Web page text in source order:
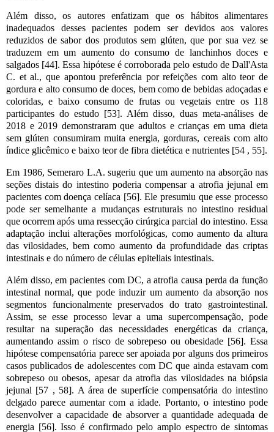
Além disso, os autores enfatizam que os hábitos alimentares
inadequados desses pacientes podem ser devidos aos valores
reduzidos de sabor dos produtos sem glúten, que por sua vez se
traduzem em um aumento do consumo de lanchinhos doces e
salgados [44]. Essa hipótese é corroborada pelo estudo de Dall'Asta
C. et al., que apontou preferência por refeições com alto teor de
gordura e alto consumo de doces, bem como de bebidas adoçadas e
coloridas, e baixo consumo de frutas ou vegetais entre os 118
participantes do estudo [53]. Além disso, duas meta-análises de
2018 e 2019 demonstraram que adultos e crianças em uma dieta
sem glúten consumiram muita energia, gorduras, cereais com alto
índice glicêmico e baixo teor de fibra dietética e nutrientes [54 , 55].
Em 1986, Semeraro L.A. sugeriu que um aumento na absorção nas
seções distais do intestino poderia compensar a atrofia jejunal em
pacientes com doença celíaca [56]. Ele presumiu que esse processo
pode ser semelhante a mudanças estruturais no intestino residual
que ocorrem após uma ressecção cirúrgica parcial do intestino. Essa
adaptação inclui alterações morfológicas, como aumento da altura
das vilosidades, bem como aumento da profundidade das criptas
intestinais e do número de células epiteliais intestinais.
Além disso, em pacientes com DC, a atrofia causa perda da função
intestinal normal, que pode induzir um aumento da absorção nos
segmentos funcionalmente preservados do trato gastrointestinal.
Assim, se esse processo levar a uma supercompensação, pode
resultar na superação das necessidades energéticas da criança,
aumentando assim o risco de sobrepeso ou obesidade [56]. Essa
hipótese compensatória parece ser apoiada por alguns dos primeiros
casos publicados de adolescentes com DC que ainda estavam com
sobrepeso ou obesos, apesar da atrofia das vilosidades na biópsia
jejunal [57 , 58]. A área de superfície compensatória do intestino
delgado parece aumentar com a idade. Portanto, o intestino pode
desenvolver a capacidade de absorver a quantidade adequada de
energia [56]. Isso é confirmado pelo amplo espectro de sintomas